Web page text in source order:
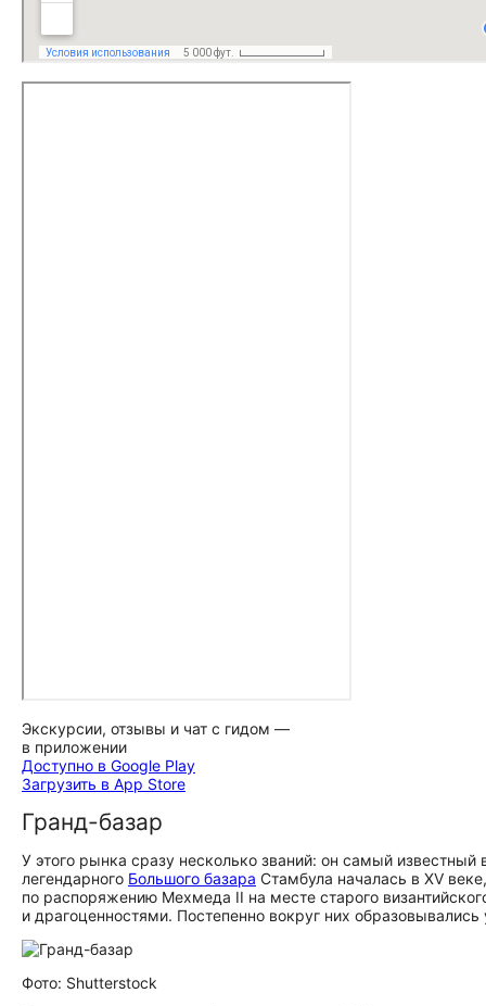
Экскурсии, отзывы и чат с гидом —
в приложении
Доступно в Google Play
Загрузить в App Store
Гранд-базар
У этого рынка сразу несколько званий: он самый
легендарного Большого базара Стамбула началась в XV
по распоряжению Мехмеда II на месте старого
и драгоценностями. Постепенно вокруг них образовывались
Фото: Shutterstock